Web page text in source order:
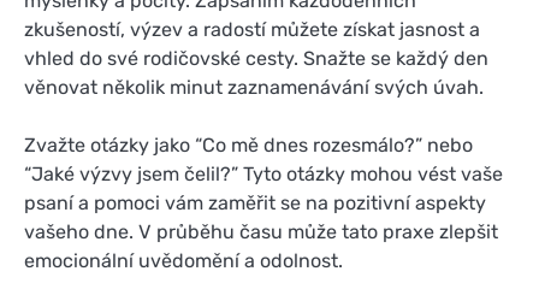
zkušeností, výzev a radostí můžete získat jasnost a
vhled do své rodičovské cesty. Snažte se každý den
věnovat několik minut zaznamenávání svých úvah.
Zvažte otázky jako “Co mě dnes rozesmálo?” nebo
“Jaké výzvy jsem čelil?” Tyto otázky mohou vést vaše
psaní a pomoci vám zaměřit se na pozitivní aspekty
vašeho dne. V průběhu času může tato praxe zlepšit
emocionální uvědomění a odolnost.